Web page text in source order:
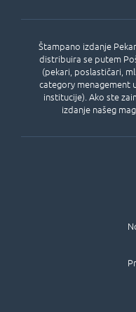
Štampano izdanje
distribuira se putem
(pekari, poslastičari,
category menagement
institucije). Ako ste
izdanje našeg